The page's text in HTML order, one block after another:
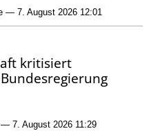
— 7. August 2026 12:01
kritisiert
7. August 2026 11:29